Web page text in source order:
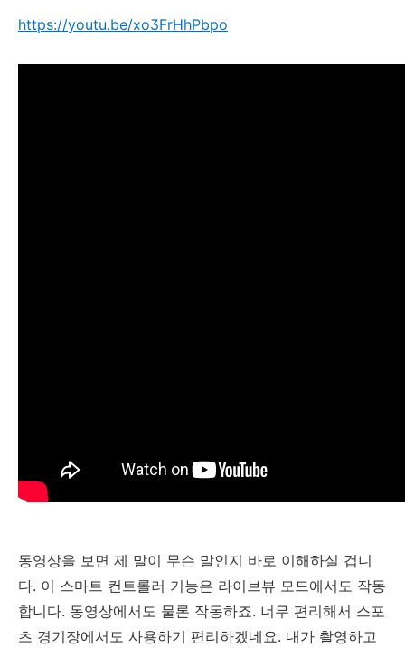
https://youtu.be/xo3FrHhPbpo
동영상을 보면 제 말이 무슨 말인지 바로 이해하실 겁니
다. 이 스마트 컨트롤러 기능은 라이브뷰 모드에서도 작동
합니다. 동영상에서도 물론 작동하죠. 너무 편리해서 스포
츠 경기장에서도 사용하기 편리하겠네요. 내가 촬영하고